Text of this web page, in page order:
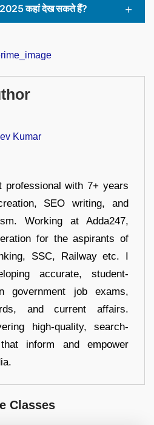
कहां देख सकते हैं?
Kumar
professional with 7+ years
SEO writing, and
Working at Adda247,
for the aspirants of
SSC, Railway etc. I
accurate, student-
government job exams,
and current affairs.
high-quality, search-
inform and empower
Classes